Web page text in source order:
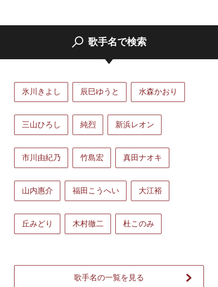
歌手名で検索
氷川きよし 辰巳ゆうと 水森かおり
三山ひろし 純烈 新浜レオン
市川由紀乃 竹島宏 真田ナオキ
山内惠介 福田こうへい 大江裕
丘みどり 木村徹二 杜このみ
歌手名の一覧を見る